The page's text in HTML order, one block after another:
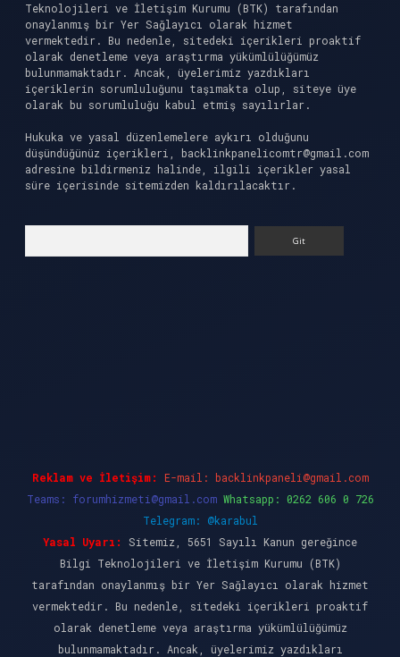
Teknolojileri ve İletişim Kurumu (BTK) tarafından
onaylanmış bir Yer Sağlayıcı olarak hizmet
vermektedir. Bu nedenle, sitedeki içerikleri proaktif
olarak denetleme veya araştırma yükümlülüğümüz
bulunmamaktadır. Ancak, üyelerimiz yazdıkları
içeriklerin sorumluluğunu taşımakta olup, siteye üye
olarak bu sorumluluğu kabul etmiş sayılırlar.
Hukuka ve yasal düzenlemelere aykırı olduğunu
düşündüğünüz içerikleri, backlinkpanelicomtr@gmail.com
adresine bildirmeniz halinde, ilgili içerikler yasal
süre içerisinde sitemizden kaldırılacaktır.
Reklam ve İletişim: E-mail: backlinkpaneli@gmail.com
Teams: forumhizmeti@gmail.com Whatsapp: 0262 606 0 726
Telegram: @karabul
Yasal Uyarı:
Sitemiz, 5651 Sayılı Kanun gereğince
Bilgi Teknolojileri ve İletişim Kurumu (BTK)
tarafından onaylanmış bir Yer Sağlayıcı olarak hizmet
vermektedir. Bu nedenle, sitedeki içerikleri proaktif
olarak denetleme veya araştırma yükümlülüğümüz
bulunmamaktadır. Ancak, üyelerimiz yazdıkları